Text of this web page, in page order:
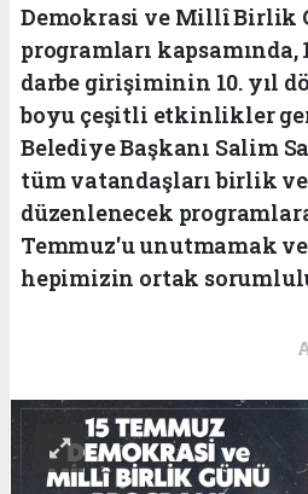
Demokrasi ve Millî Birlik
programları kapsamında,
darbe girişiminin 10. yıl
boyu çeşitli etkinlikler
Belediye Başkanı Salim
tüm vatandaşları birlik
düzenlenecek
Temmuz'u unutmamak
hepimizin ortak